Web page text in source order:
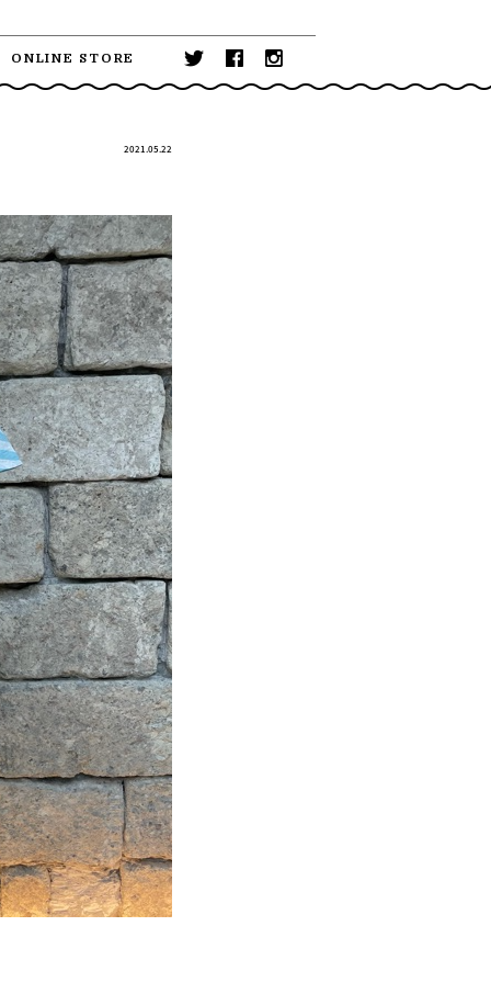
ONLINE STORE
2021.05.22